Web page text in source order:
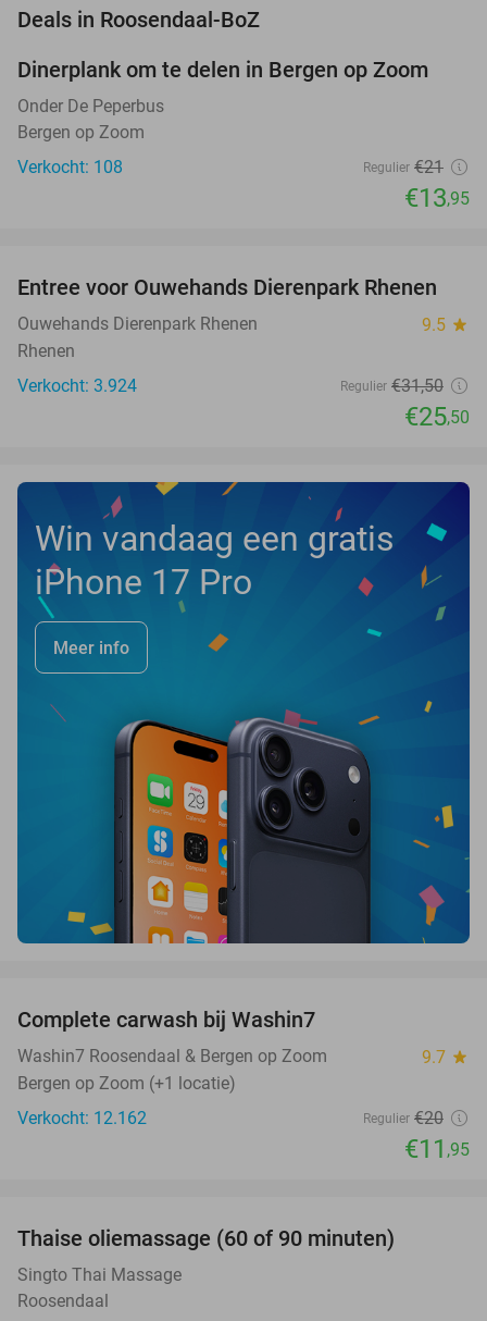
Deals in Roosendaal-BoZ
34%
NEW
TODAY
Dinerplank om te delen in Bergen op Zoom
Onder De Peperbus
Bergen op Zoom
Verkocht: 108
Regulier €21
€13,95
19%
Entree voor Ouwehands Dierenpark Rhenen
Ouwehands Dierenpark Rhenen 9.5 star
Rhenen
Verkocht: 3.924
Regulier €31,50
€25,50
Win vandaag een gratis
iPhone 17 Pro
Meer info
Complete carwash bij Washin7
Washin7 Roosendaal & Bergen op Zoom 9.7 star
Bergen op Zoom (+1 locatie)
Verkocht: 12.162
Regulier €20
€11 ,95
OUT
Thaise oliemassage (60 of 90 minuten)
Singto Thai Massage
Roosendaal